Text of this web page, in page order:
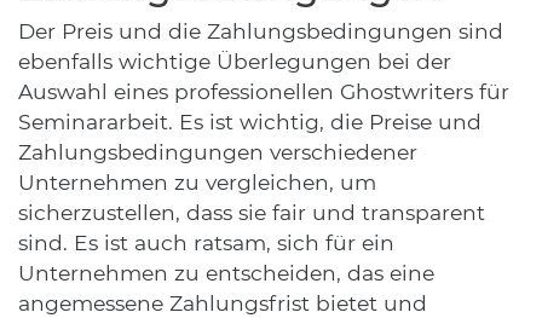
Der Preis und die Zahlungsbedingungen sind
ebenfalls wichtige Überlegungen bei der
Auswahl eines professionellen Ghostwriters für
Seminararbeit. Es ist wichtig, die Preise und
Zahlungsbedingungen verschiedener
Unternehmen zu vergleichen, um
sicherzustellen, dass sie fair und transparent
sind. Es ist auch ratsam, sich für ein
Unternehmen zu entscheiden, das eine
angemessene Zahlungsfrist bietet und